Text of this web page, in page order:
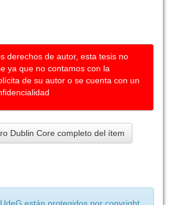
derechos de autor, esta tesis no
ya que no contamos con la
de su autor o se cuenta con un
Dublin Core completo del ítem